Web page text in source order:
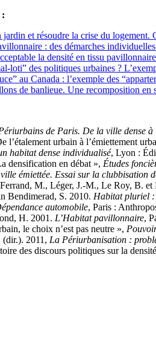
:
jardin et résoudre la crise du
: des démarches
la densité en tissu pavillonnaire
des politiques urbaines ?
au Canada : l’exemple des
de banlieue. Une recomposition en
de Paris. De la ville dense à
l’étalement urbain à l’émiettement
habitat dense individualisé, Lyon :
densification en débat », Études
émiettée. Essai sur la clubbisation
M., Léger, J.‑M., Le Roy, B.
Bendimerad, S. 2010. Habitat pluriel :
automobile, Paris :
H. 2001. L’Habitat pavillonnaire,
le choix n’est pas neutre »,
2011, La Périurbanisation :
des discours politiques sur la